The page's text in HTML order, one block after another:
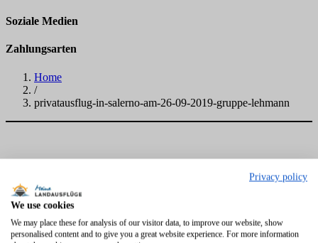
Soziale Medien
Zahlungsarten
Home
/
privatausflug-in-salerno-am-26-09-2019-gruppe-lehmann
Privacy policy
We use cookies
We may place these for analysis of our visitor data, to improve our website, show
personalised content and to give you a great website experience. For more information